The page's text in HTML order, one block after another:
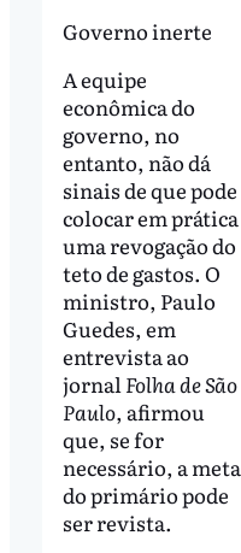
Governo inerte
A equipe
econômica do
governo, no
entanto, não dá
sinais de que pode
colocar em prática
uma revogação do
teto de gastos. O
ministro, Paulo
Guedes, em
entrevista ao
jornal Folha de São
Paulo, afirmou
que, se for
necessário, a meta
do primário pode
ser revista.